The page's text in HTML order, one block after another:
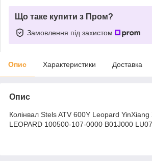
Що таке купити з Пром?
Замовлення під захистом
Опис Характеристики Доставка
Опис
Колінвал Stels ATV 600Y Leopard
LEOPARD 100500-107-0000 B01J000